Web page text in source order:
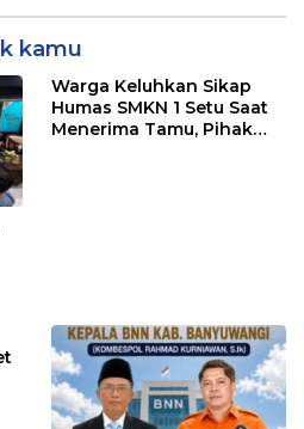
kamu
Warga Keluhkan Sikap
Humas SMKN 1 Setu Saat
Menerima Tamu, Pihak